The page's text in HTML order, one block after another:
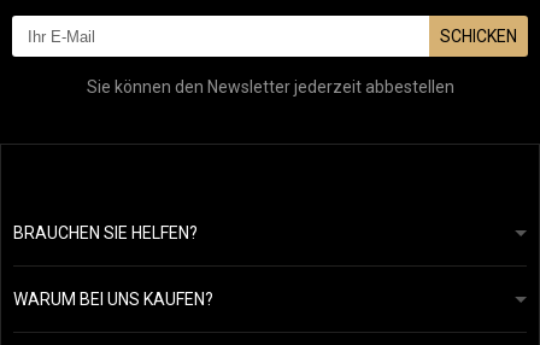
SCHICKEN
Sie können den Newsletter jederzeit abbestellen
BRAUCHEN SIE HELFEN?
info@mapeja.de
Wir werden innerhalb von 24 Stunden antworten.
WARUM BEI UNS KAUFEN?
Allgemeine geschäftsbedingungen
Datenschutzerklärung
Übersicht über Zahlungen und Versand
Unsere Geschichte